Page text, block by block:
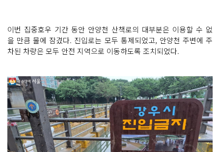
이번 집중호우 기간 동안 안양천 산책로의 대부분은 이용할 수 없
을 만큼 물에 잠겼다. 진입로는 모두 통제되었고, 안양천 주변에 주
차된 차량은 모두 안전 지역으로 이동하도록 조치되었다.